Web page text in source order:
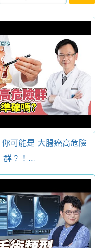
你可能是 大腸癌高危險
群？！...